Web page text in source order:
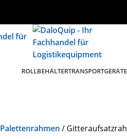
ROLLBEHÄLTERTRANSPORTGERÄTE
Palettenrahmen